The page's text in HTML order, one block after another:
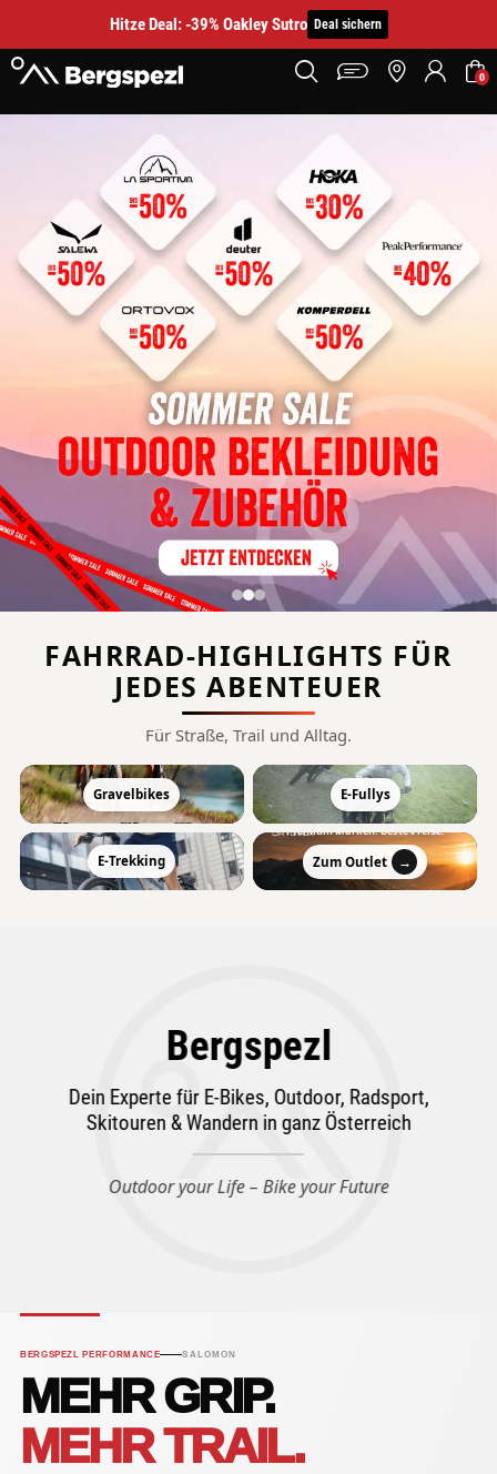
Hitze Deal: -39% Oakley Sutro Deal sichern
0
FAHRRAD-HIGHLIGHTS FÜR
JEDES ABENTEUER
Für Straße, Trail und Alltag.
Gravelbikes E-Fullys
E-Trekking
SOMMER SALE
−55 %
Premium Marken. Beste Preise.
Zum Outlet →
Bergspezl
Dein Experte für E-Bikes, Outdoor, Radsport,
Skitouren & Wandern in ganz Österreich
Outdoor your Life – Bike your Future
BERGSPEZL PERFORMANCE SALOMON
MEHR GRIP.
MEHR TRAIL.